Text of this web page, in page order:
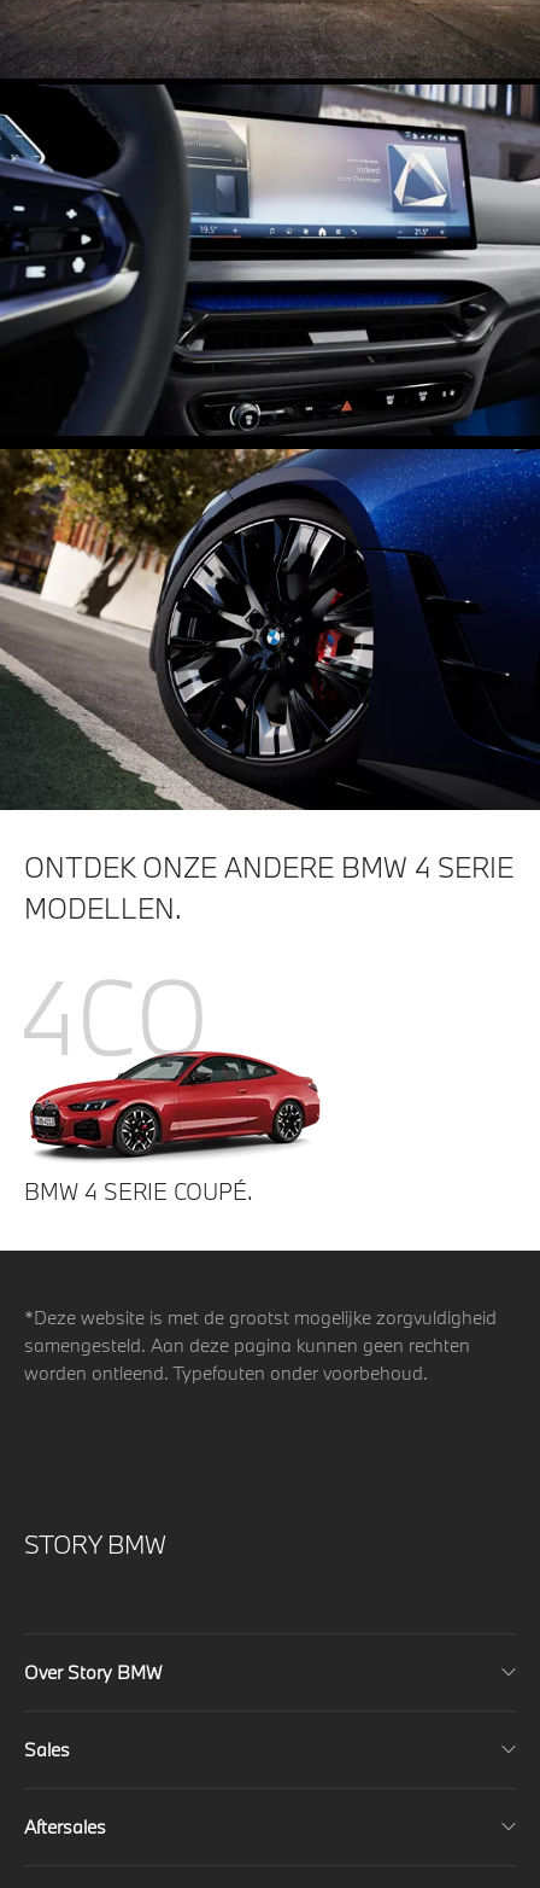
ONTDEK ONZE ANDERE BMW 4 SERIE
MODELLEN.
4CO
BMW 4 SERIE COUPÉ.
*Deze website is met de grootst mogelijke zorgvuldigheid
samengesteld. Aan deze pagina kunnen geen rechten
worden ontleend. Typefouten onder voorbehoud.
STORY BMW
Over Story BMW
Sales
Aftersales